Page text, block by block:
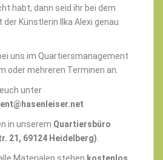
habt, dann seid ihr bei dem
Künstlerin Ilka Alexi genau
uns im Quartiersmanagement
oder mehreren Terminen an.
unter
in unserem Quartiersbüro
21, 69124 Heidelberg)
Materialen stehen kostenlos